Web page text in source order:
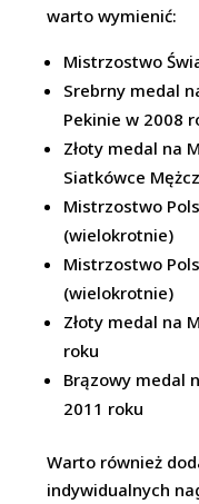
warto wymienić:
Mistrzostwo
Srebrny medal
Pekinie w 2008
Złoty medal na
Siatkówce
Mistrzostwo
(wielokrotnie)
Mistrzostwo
(wielokrotnie)
Złoty medal na
roku
Brązowy medal
2011 roku
Warto również
indywidualnych